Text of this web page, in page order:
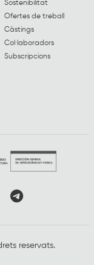
Sostenibilitat
Ofertes de treball
Càstings
Col·laboradors
Subscripcions
facebook
a spotify
Link a
reservats.